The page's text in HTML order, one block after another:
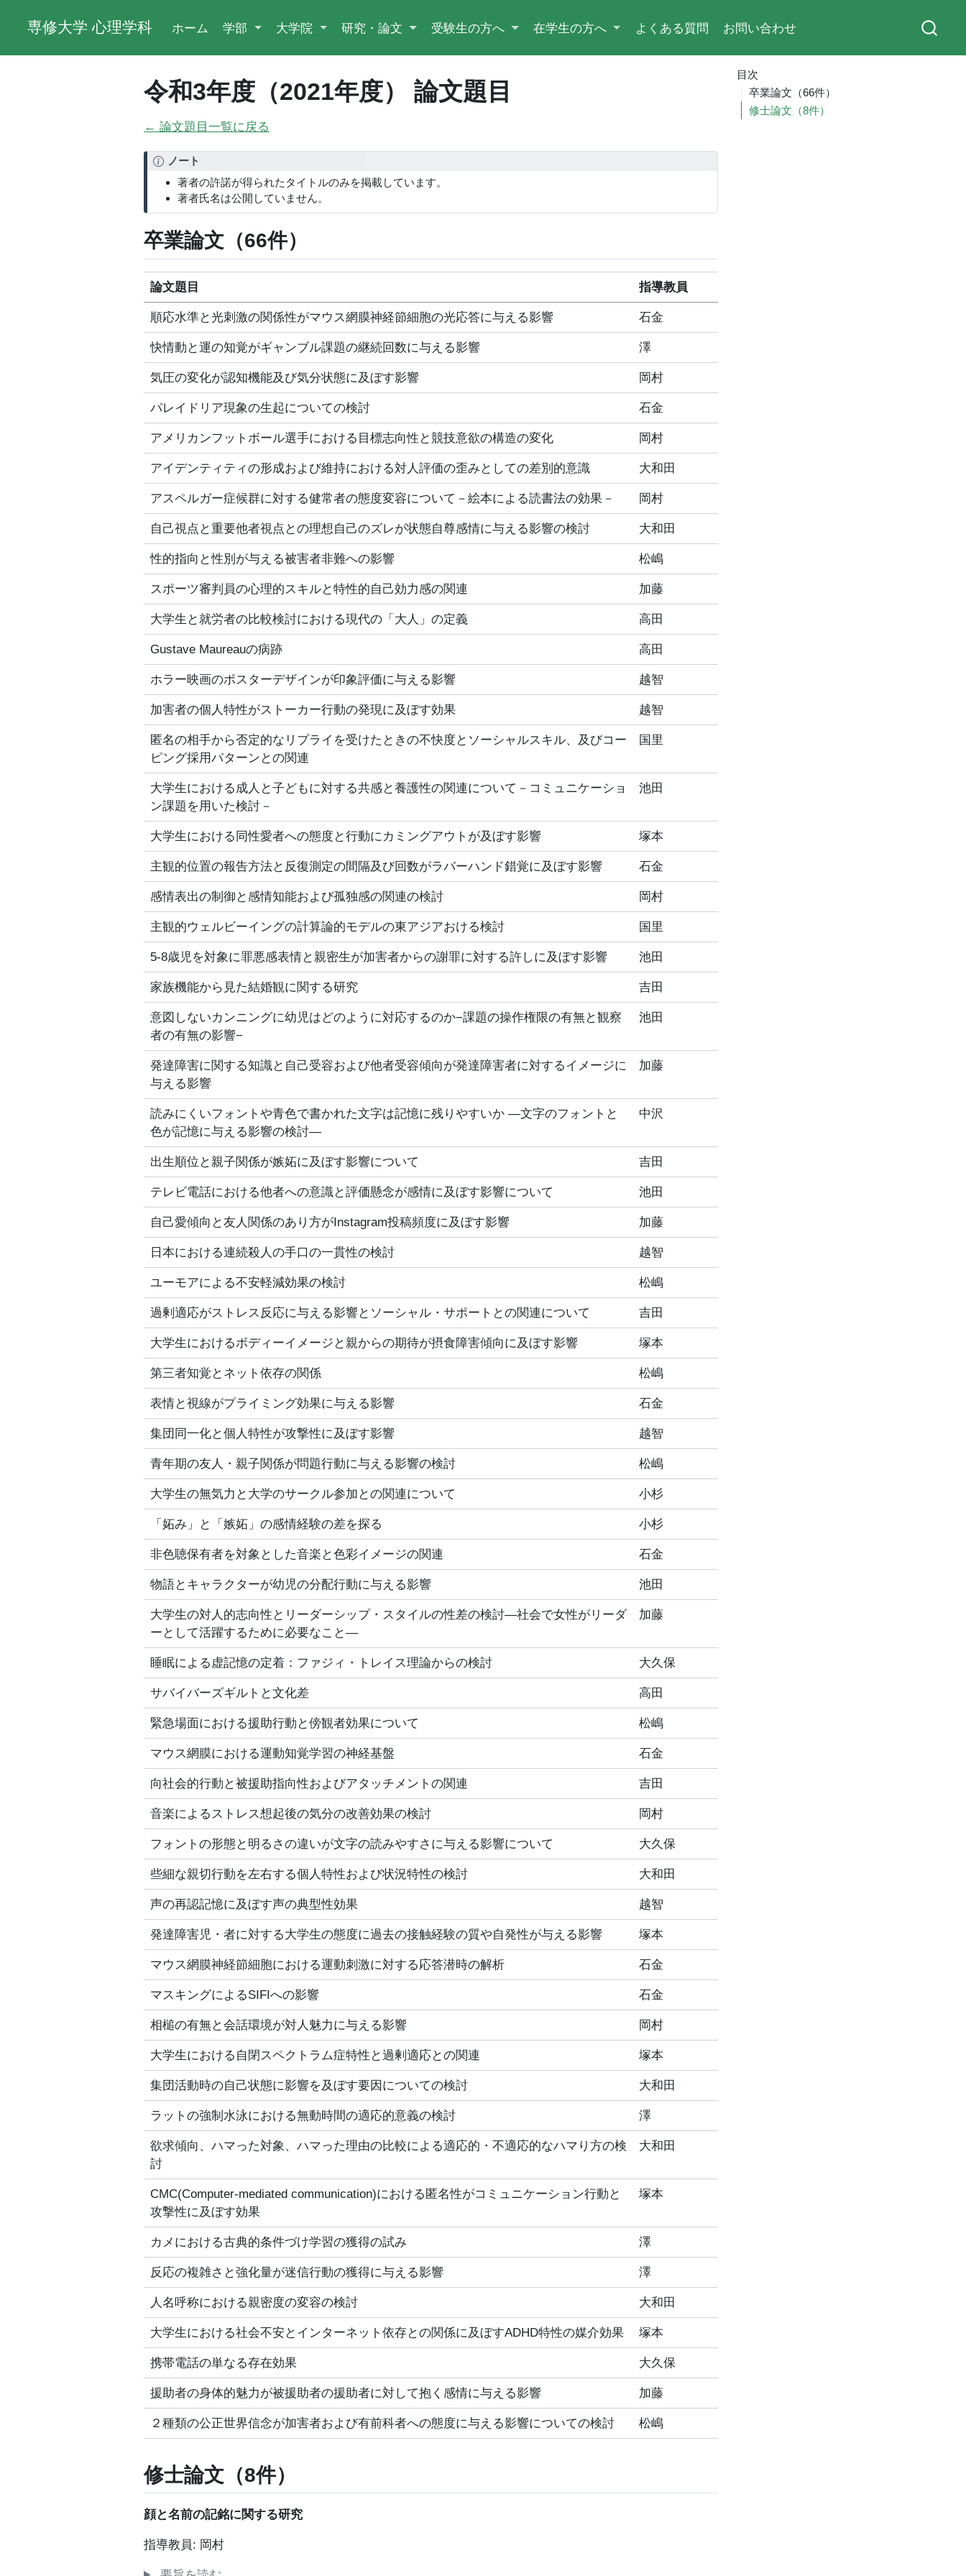
専修大学 心理学科 ホーム 学部 大学院 研究・論文 受験生の方へ 在学生の方へ よくある質問 お問い合わせ
目次
卒業論文（66件）
修士論文（8件）
令和3年度（2021年度） 論文題目
← 論文題目一覧に戻る
ノート
著者の許諾が得られたタイトルのみを掲載しています。
著者氏名は公開していません。
卒業論文（66件）
論文題目 指導教員
順応水準と光刺激の関係性がマウス網膜神経節細胞の光応答に与える影響 石金
快情動と運の知覚がギャンブル課題の継続回数に与える影響 澤
気圧の変化が認知機能及び気分状態に及ぼす影響 岡村
パレイドリア現象の生起についての検討 石金
アメリカンフットボール選手における目標志向性と競技意欲の構造の変化 岡村
アイデンティティの形成および維持における対人評価の歪みとしての差別的意識 大和田
アスペルガー症候群に対する健常者の態度変容について－絵本による読書法の効果－ 岡村
自己視点と重要他者視点との理想自己のズレが状態自尊感情に与える影響の検討 大和田
性的指向と性別が与える被害者非難への影響 松嶋
スポーツ審判員の心理的スキルと特性的自己効力感の関連 加藤
大学生と就労者の比較検討における現代の「大人」の定義 高田
Gustave Maureauの病跡 高田
ホラー映画のポスターデザインが印象評価に与える影響 越智
加害者の個人特性がストーカー行動の発現に及ぼす効果 越智
匿名の相手から否定的なリプライを受けたときの不快度とソーシャルスキル、及びコー
ピング採用パターンとの関連
国里
大学生における成人と子どもに対する共感と養護性の関連について－コミュニケーショ
ン課題を用いた検討－
池田
大学生における同性愛者への態度と行動にカミングアウトが及ぼす影響 塚本
主観的位置の報告方法と反復測定の間隔及び回数がラバーハンド錯覚に及ぼす影響 石金
感情表出の制御と感情知能および孤独感の関連の検討 岡村
主観的ウェルビーイングの計算論的モデルの東アジアおける検討 国里
5-8歳児を対象に罪悪感表情と親密生が加害者からの謝罪に対する許しに及ぼす影響 池田
家族機能から見た結婚観に関する研究 吉田
意図しないカンニングに幼児はどのように対応するのか−課題の操作権限の有無と観察
者の有無の影響−
池田
発達障害に関する知識と自己受容および他者受容傾向が発達障害者に対するイメージに
与える影響
加藤
読みにくいフォントや青色で書かれた文字は記憶に残りやすいか ―文字のフォントと
色が記憶に与える影響の検討―
中沢
出生順位と親子関係が嫉妬に及ぼす影響について 吉田
テレビ電話における他者への意識と評価懸念が感情に及ぼす影響について 池田
自己愛傾向と友人関係のあり方がInstagram投稿頻度に及ぼす影響 加藤
日本における連続殺人の手口の一貫性の検討 越智
ユーモアによる不安軽減効果の検討 松嶋
過剰適応がストレス反応に与える影響とソーシャル・サポートとの関連について 吉田
大学生におけるボディーイメージと親からの期待が摂食障害傾向に及ぼす影響 塚本
第三者知覚とネット依存の関係 松嶋
表情と視線がプライミング効果に与える影響 石金
集団同一化と個人特性が攻撃性に及ぼす影響 越智
青年期の友人・親子関係が問題行動に与える影響の検討 松嶋
大学生の無気力と大学のサークル参加との関連について 小杉
「妬み」と「嫉妬」の感情経験の差を探る 小杉
非色聴保有者を対象とした音楽と色彩イメージの関連 石金
物語とキャラクターが幼児の分配行動に与える影響 池田
大学生の対人的志向性とリーダーシップ・スタイルの性差の検討―社会で女性がリーダ
ーとして活躍するために必要なこと―
加藤
睡眠による虚記憶の定着：ファジィ・トレイス理論からの検討 大久保
サバイバーズギルトと文化差 高田
緊急場面における援助行動と傍観者効果について 松嶋
マウス網膜における運動知覚学習の神経基盤 石金
向社会的行動と被援助指向性およびアタッチメントの関連 吉田
音楽によるストレス想起後の気分の改善効果の検討 岡村
フォントの形態と明るさの違いが文字の読みやすさに与える影響について 大久保
些細な親切行動を左右する個人特性および状況特性の検討 大和田
声の再認記憶に及ぼす声の典型性効果 越智
発達障害児・者に対する大学生の態度に過去の接触経験の質や自発性が与える影響 塚本
マウス網膜神経節細胞における運動刺激に対する応答潜時の解析 石金
マスキングによるSIFIへの影響 石金
相槌の有無と会話環境が対人魅力に与える影響 岡村
大学生における自閉スペクトラム症特性と過剰適応との関連 塚本
集団活動時の自己状態に影響を及ぼす要因についての検討 大和田
ラットの強制水泳における無動時間の適応的意義の検討 澤
欲求傾向、ハマった対象、ハマった理由の比較による適応的・不適応的なハマり方の検
討
大和田
CMC(Computer-mediated communication)における匿名性がコミュニケーション行動と
攻撃性に及ぼす効果
塚本
カメにおける古典的条件づけ学習の獲得の試み 澤
反応の複雑さと強化量が迷信行動の獲得に与える影響 澤
人名呼称における親密度の変容の検討 大和田
大学生における社会不安とインターネット依存との関係に及ぼすADHD特性の媒介効果 塚本
携帯電話の単なる存在効果 大久保
援助者の身体的魅力が被援助者の援助者に対して抱く感情に与える影響 加藤
２種類の公正世界信念が加害者および有前科者への態度に与える影響についての検討 松嶋
修士論文（8件）
顔と名前の記銘に関する研究
指導教員: 岡村